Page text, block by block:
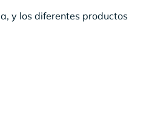
y los diferentes productos